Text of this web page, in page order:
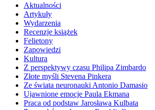
Aktualności
Artykuły
Wydarzenia
Recenzje książek
Felietony
Zapowiedzi
Kultura
Z perspektywy czasu Philipa Zimbardo
Złote myśli Stevena Pinkera
Ze świata neuronauki Antonio Damasio
Ujawnione emocje Paula Ekmana
Praca od podstaw Jarosława Kulbata